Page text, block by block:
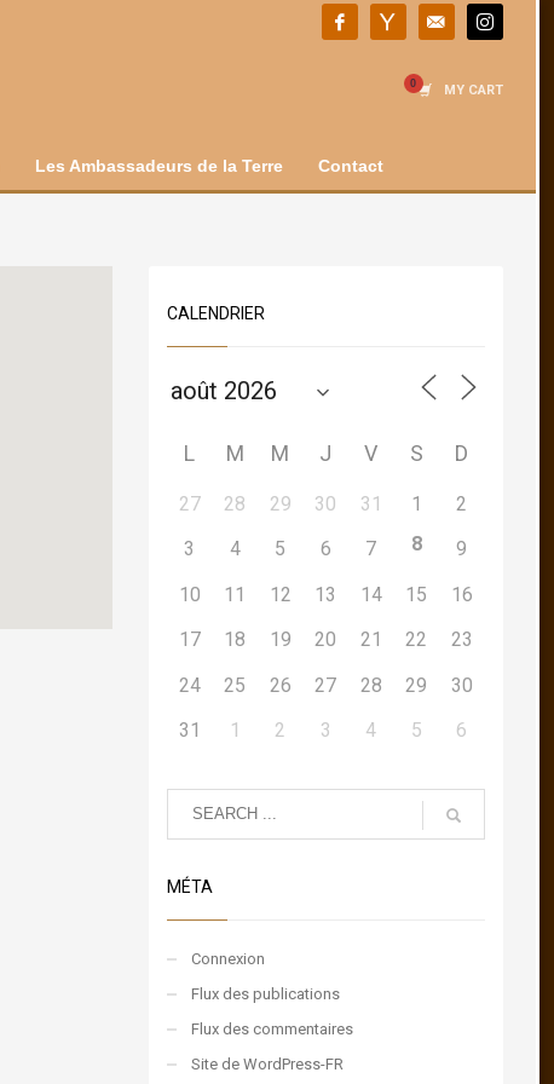
MY CART
Les Ambassadeurs de la Terre Contact
CALENDRIER
L M M J V S D
27 28 29 30 31 1
2
3
4 5 6 7 8
9
10
11 12 13 14 15
16
17
18 19 20 21 22
23
24
25 26 27 28 29
30
31
1 2 3 4 5 6
MÉTA
Connexion
Flux des publications
Flux des commentaires
Site de WordPress-FR